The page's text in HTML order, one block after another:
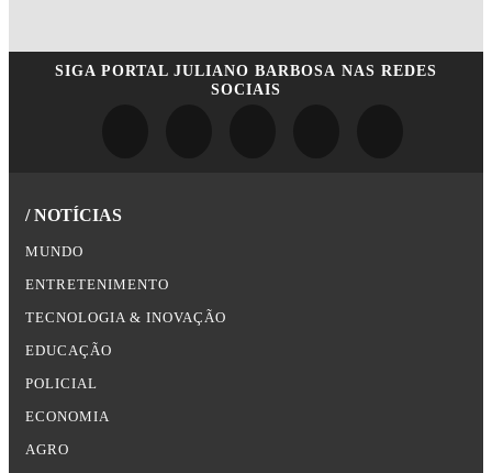
SIGA PORTAL JULIANO BARBOSA NAS REDES
SOCIAIS
/ NOTÍCIAS
MUNDO
ENTRETENIMENTO
TECNOLOGIA & INOVAÇÃO
EDUCAÇÃO
POLICIAL
ECONOMIA
AGRO